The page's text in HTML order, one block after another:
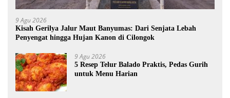
9 Agu 2026
Kisah Gerilya Jalur Maut Banyumas: Dari Senjata Lebah
Penyengat hingga Hujan Kanon di Cilongok
9 Agu 2026
5 Resep Telur Balado Praktis, Pedas Gurih
untuk Menu Harian